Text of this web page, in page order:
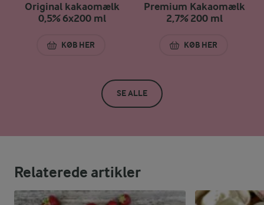
Original kakaomælk
0,5% 6x200 ml
KØB HER
ORIGINAL KAKAOMÆLK 0,5% 6X200 ML
Premium Kakaomælk
2,7% 200 ml
KØB HER
PREMIUM
SE ALLE
Relaterede artikler